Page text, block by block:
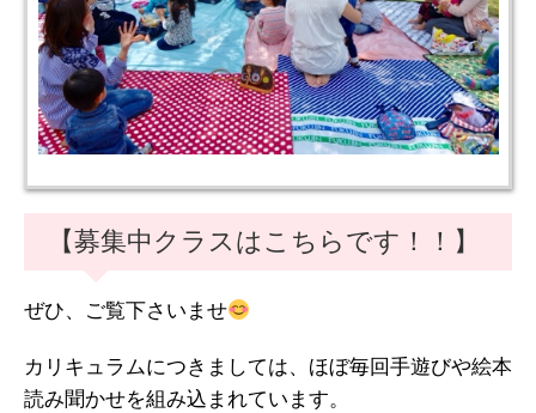
【募集中クラスはこちらです！！】
ぜひ、ご覧下さいませ
カリキュラムにつきましては、ほぼ毎回手遊びや絵本
読み聞かせを組み込まれています。